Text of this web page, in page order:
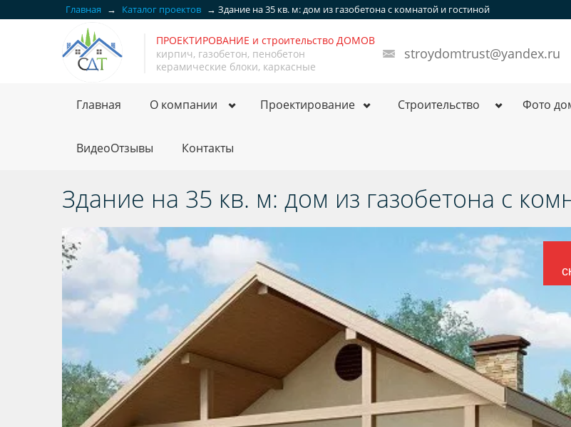
Главная → Каталог проектов → Здание на 35 кв. м: дом из газобетона с комнатой и гостиной
ПРОЕКТИРОВАНИЕ и строительство ДОМОВ
кирпич, газобетон, пенобетон
керамические блоки, каркасные
stroydomtrust@yandex.ru
Главная О компании Проектирование Строительство Фото
ВидеоОтзывы Контакты
Здание на 35 кв. м: дом из газобетона с